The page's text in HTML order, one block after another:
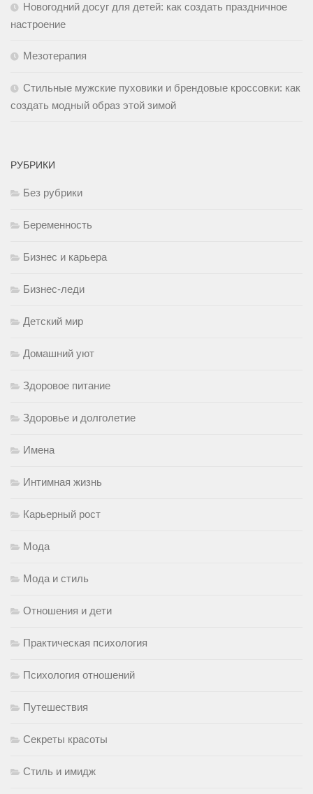
Новогодний досуг для детей: как создать праздничное
настроение
Мезотерапия
Стильные мужские пуховики и брендовые кроссовки: как
создать модный образ этой зимой
РУБРИКИ
Без рубрики
Беременность
Бизнес и карьера
Бизнес-леди
Детский мир
Домашний уют
Здоровое питание
Здоровье и долголетие
Имена
Интимная жизнь
Карьерный рост
Мода
Мода и стиль
Отношения и дети
Практическая психология
Психология отношений
Путешествия
Секреты красоты
Стиль и имидж